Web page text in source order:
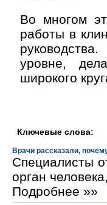
Во многом
работы в
уровне,
широкого
Ключевые слова:
Врачи рассказали,
Специалисты
орган
Подробнее »»